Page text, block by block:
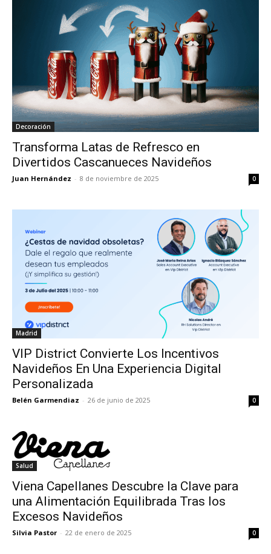
Decoración
Transforma Latas de Refresco en
Divertidos Cascanueces Navideños
Juan Hernández - 8 de noviembre de 2025 0
Madrid
VIP District Convierte Los Incentivos
Navideños En Una Experiencia Digital
Personalizada
Belén Garmendiaz - 26 de junio de 2025 0
Salud
Viena Capellanes Descubre la Clave para
una Alimentación Equilibrada Tras los
Excesos Navideños
Silvia Pastor - 22 de enero de 2025 0